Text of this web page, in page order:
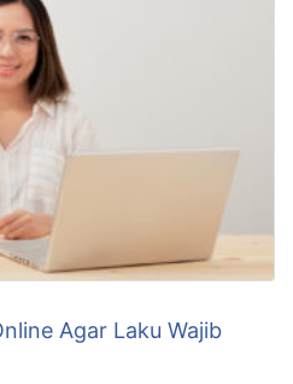
Agar Laku Wajib